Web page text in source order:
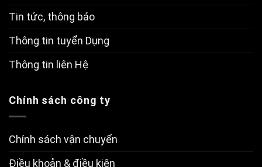
Tin tức, thông báo
Thông tin tuyển Dụng
Thông tin liên Hệ
Chính sách công ty
Chính sách vận chuyển
Điều khoản & điều kiện